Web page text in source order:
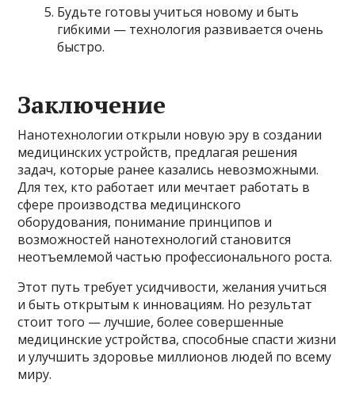
Будьте готовы учиться новому и быть
гибкими — технология развивается очень
быстро.
Заключение
Нанотехнологии открыли новую эру в создании
медицинских устройств, предлагая решения
задач, которые ранее казались невозможными.
Для тех, кто работает или мечтает работать в
сфере производства медицинского
оборудования, понимание принципов и
возможностей нанотехнологий становится
неотъемлемой частью профессионального роста.
Этот путь требует усидчивости, желания учиться
и быть открытым к инновациям. Но результат
стоит того — лучшие, более совершенные
медицинские устройства, способные спасти жизни
и улучшить здоровье миллионов людей по всему
миру.